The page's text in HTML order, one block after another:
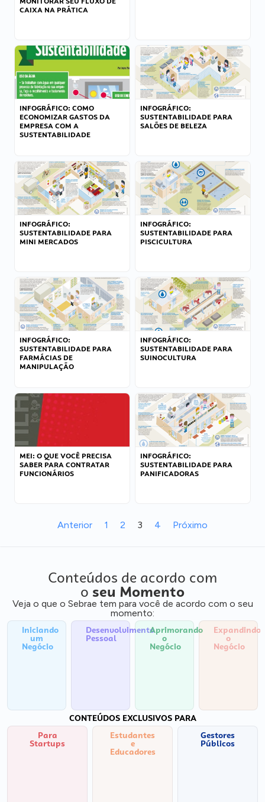
CAIXA NA PRÁTICA
INFOGRÁFICO: COMO
ECONOMIZAR GASTOS DA
EMPRESA COM A
SUSTENTABILIDADE
INFOGRÁFICO:
SUSTENTABILIDADE PARA
SALÕES DE BELEZA
INFOGRÁFICO:
SUSTENTABILIDADE PARA
MINI MERCADOS
INFOGRÁFICO:
SUSTENTABILIDADE PARA
PISCICULTURA
INFOGRÁFICO:
SUSTENTABILIDADE PARA
FARMÁCIAS DE
MANIPULAÇÃO
INFOGRÁFICO:
SUSTENTABILIDADE PARA
SUINOCULTURA
MEI: O QUE VOCÊ PRECISA
SABER PARA CONTRATAR
FUNCIONÁRIOS
INFOGRÁFICO:
SUSTENTABILIDADE PARA
PANIFICADORAS
Anterior 1 2 3 4 Próximo
Conteúdos de acordo com
o seu Momento
Veja o que o Sebrae tem para você de acordo com o seu
momento:
Iniciando
um
Negócio
Desenvolvimento
Pessoal
Aprimorando
o
Negócio
Expandindo
o
Negócio
CONTEÚDOS EXCLUSIVOS PARA
Para
Startups
Estudantes
e
Educadores
Gestores
Públicos